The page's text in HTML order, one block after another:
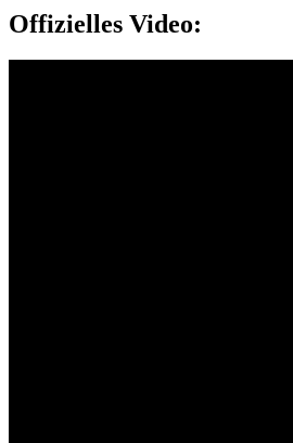
Offizielles Video: